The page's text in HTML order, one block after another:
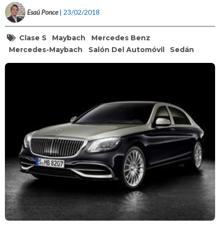
Esaú Ponce | 23/02/2018
Clase S Maybach
Mercedes Benz
Mercedes-Maybach
Salón Del Automóvil Sedán